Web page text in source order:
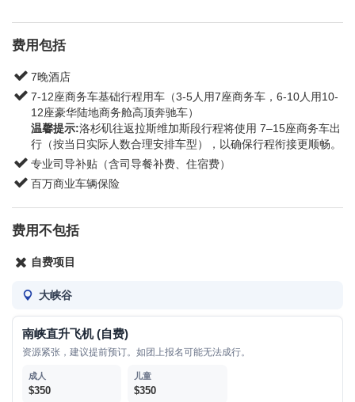
请提前15分钟到达上车地点以便工作人员登记。（司导等待超过
10分钟将视为自动放弃行程费用不退）
最后一天送您前往拉斯维加斯大道离团。预计抵达大道酒店时间
费用包括
7晚酒店
7-12座商务车基础行程用车（3-5人用7座商务车，6-10人用10-
12座豪华陆地商务舱高顶奔驰车）
温馨提示:洛杉矶往返拉斯维加斯段行程将使用 7–15座商务车出
行（按当日实际人数合理安排车型），以确保行程衔接更顺畅。
专业司导补贴（含司导餐补费、住宿费）
百万商业车辆保险
费用不包括
自费项目
大峡谷
南峡直升飞机 (自费)
资源紧张，建议提前预订。如团上报名可能无法成行。
$350 $350